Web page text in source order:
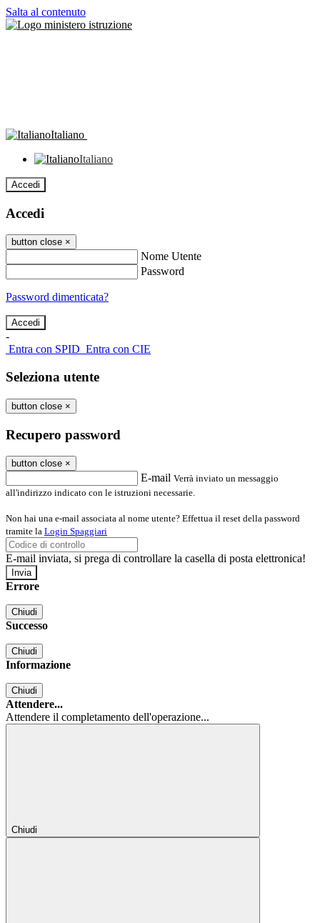
Salta al contenuto
Italiano
Italiano
Accedi
Accedi
button close ×
Nome Utente
Password
Password dimenticata?
-
Entra con SPID Entra con CIE
Seleziona utente
button close ×
Recupero password
button close ×
E-mail Verrà inviato un messaggio
all'indirizzo indicato con le istruzioni necessarie.
Non hai una e-mail associata al nome utente? Effettua il reset della password
tramite la Login Spaggiari
E-mail inviata, si prega di controllare la casella di posta elettronica!
Errore
Chiudi
Successo
Chiudi
Informazione
Chiudi
Attendere...
Attendere il completamento dell'operazione...
Chiudi